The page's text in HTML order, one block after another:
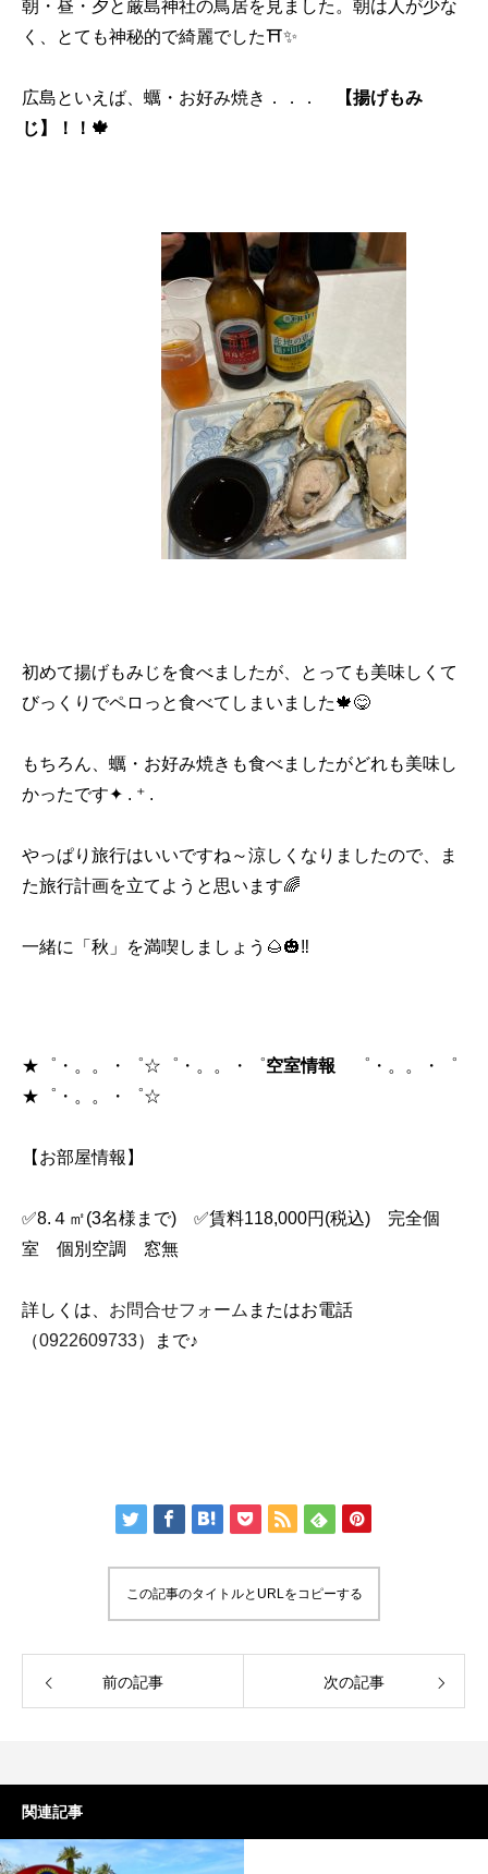
朝・昼・夕と厳島神社の鳥居を見ました。朝は人が少な
く、とても神秘的で綺麗でした⛩️✨
広島といえば、蠣・お好み焼き．．．
【揚げもみ
じ】！！🍁
初めて揚げもみじを食べましたが、とっても美味しくて
びっくりでペロっと食べてしまいました🍁😋
もちろん、蠣・お好み焼きも食べましたがどれも美味し
かったです✦ . ⁺ .
やっぱり旅行はいいですね～涼しくなりましたので、ま
た旅行計画を立てようと思います🌈
一緒に「秋」を満喫しましょう🌰🎃‼
★゜・。。・゜☆゜・。。・゜空室情報 ゜・。。・゜
★゜・。。・゜☆
【お部屋情報】
✅8.４㎡(3名様まで) ✅賃料118,000円(税込) 完全個
室 個別空調 窓無
詳しくは、 お問合せフォーム またはお電話
（0922609733）まで♪
この記事のタイトルとURLをコピーする
前の記事 次の記事
関連記事